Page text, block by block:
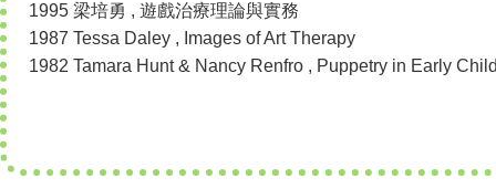
1995 梁培勇 , 遊戲治療理論與實務
1987 Tessa Daley , Images of Art Therapy
1982 Tamara Hunt & Nancy Renfro , Puppetry in Early